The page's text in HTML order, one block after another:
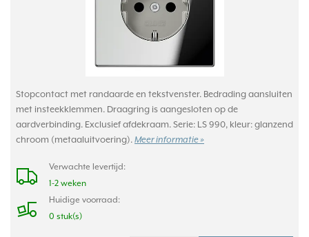
Stopcontact met randaarde en tekstvenster. Bedrading aansluiten
met insteekklemmen. Draagring is aangesloten op de
aardverbinding. Exclusief afdekraam. Serie: LS 990, kleur: glanzend
chroom (metaaluitvoering). Meer informatie »
Verwachte levertijd:
1-2 weken
Huidige voorraad:
0 stuk(s)